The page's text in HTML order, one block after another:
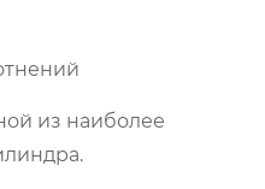
из наиболее